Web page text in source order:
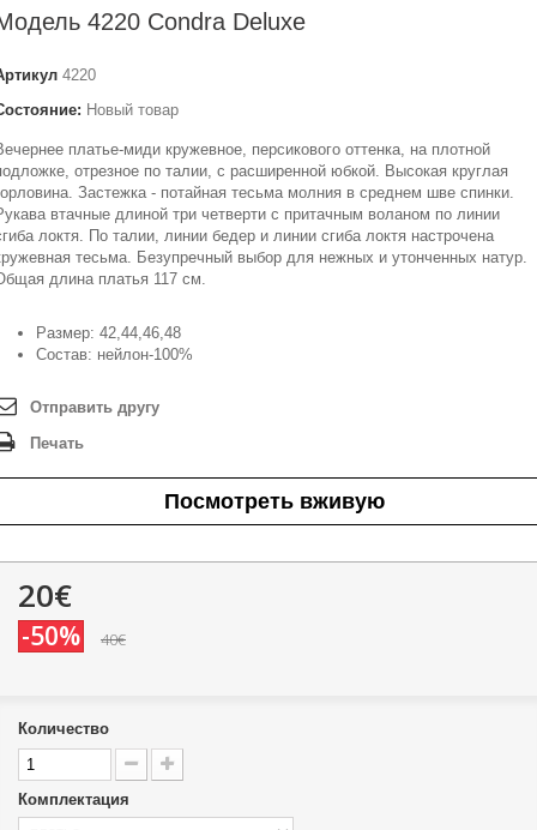
4220 Condra Deluxe
4220
Новый товар
платье-миди кружевное, персикового оттенка, на плотной
отрезное по талии, с расширенной юбкой. Высокая круглая
Застежка - потайная тесьма молния в среднем шве спинки.
втачные длиной три четверти с притачным воланом по линии
локтя. По талии, линии бедер и линии сгиба локтя настрочена
тесьма. Безупречный выбор для нежных и утонченных натур.
длина платья 117 см.
Размер: 42,44,46,48
Состав: нейлон-100%
Отправить другу
Печать
Посмотреть вживую
20€
-50% 40€
Количество
Комплектация